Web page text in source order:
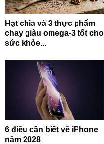
Hạt chia và 3 thực phẩm
chay giàu omega-3 tốt cho
sức khỏe...
6 điều cần biết về iPhone
năm 2028